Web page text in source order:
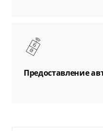
Предоставление